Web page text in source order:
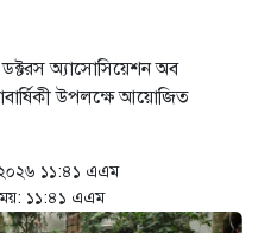
অ্যাসোসিয়েশন অব
উপলক্ষে আয়োজিত
১১:৪১ এএম
১১:৪১ এএম